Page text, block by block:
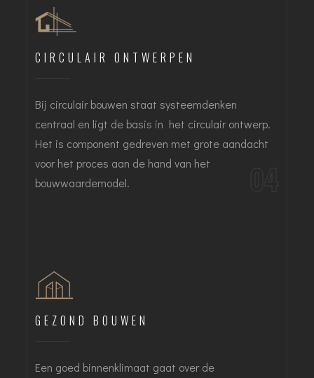
CIRCULAIR ONTWERPEN
Bij circulair bouwen staat systeemdenken
centraal en ligt de basis in het circulair ontwerp.
Het is component gedreven met grote aandacht
voor het proces aan de hand van het
bouwwaardemodel.
GEZOND BOUWEN
Een goed binnenklimaat gaat over de